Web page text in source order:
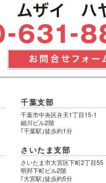
千葉支部
千葉市中央区弁天1丁目15-1
細川ビル2階
｢千葉駅｣徒歩約1分
さいたま支部
さいたま市大宮区下町2丁目55
明邦下町ビル2階
｢大宮駅｣徒歩約5分